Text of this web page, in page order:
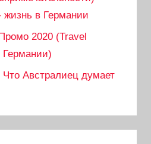
в Германии
Промо 2020 (Travel
Германии)
Что Австралиец думает